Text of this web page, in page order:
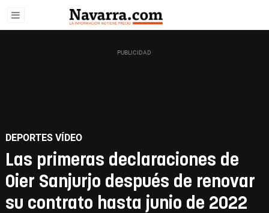
DEPORTES VÍDEO
Las primeras declaraciones de
Oier Sanjurjo después de renovar
su contrato hasta junio de 2022